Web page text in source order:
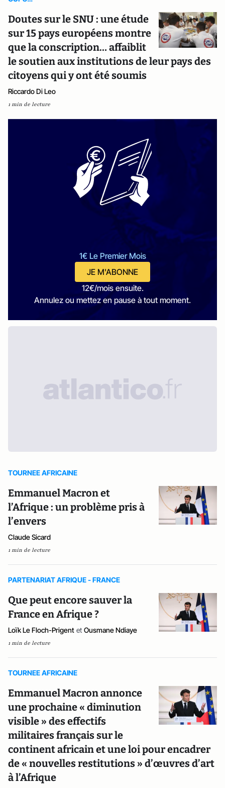
Doutes sur le SNU : une étude
sur 15 pays européens montre
que la conscription… affaiblit
le soutien aux institutions de leur pays des
citoyens qui y ont été soumis
Riccardo Di Leo
1 min de lecture
1€ Le Premier Mois
JE M'ABONNE
12€/mois ensuite.
Annulez ou mettez en pause à tout moment.
TOURNEE AFRICAINE
Emmanuel Macron et
l’Afrique : un problème pris à
l’envers
Claude Sicard
1 min de lecture
PARTENARIAT AFRIQUE - FRANCE
Que peut encore sauver la
France en Afrique ?
Loïk Le Floch-Prigent et Ousmane Ndiaye
1 min de lecture
TOURNEE AFRICAINE
Emmanuel Macron annonce
une prochaine « diminution
visible » des effectifs
militaires français sur le
continent africain et une loi pour encadrer
de « nouvelles restitutions » d’œuvres d’art
à l’Afrique